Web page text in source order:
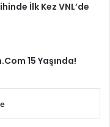
İlk Kez VNL’de
15 Yaşında!